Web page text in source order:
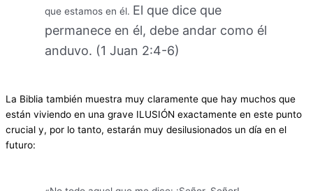
que estamos en él. El que dice que
permanece en él, debe andar como él
anduvo. (1 Juan 2:4-6)
La Biblia también muestra muy claramente que hay muchos que
están viviendo en una grave ILUSIÓN exactamente en este punto
crucial y, por lo tanto, estarán muy desilusionados un día en el
futuro: